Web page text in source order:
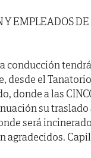
EMPLEADOS
tendrá
desde el
donde a las
su
será
agradecidos.